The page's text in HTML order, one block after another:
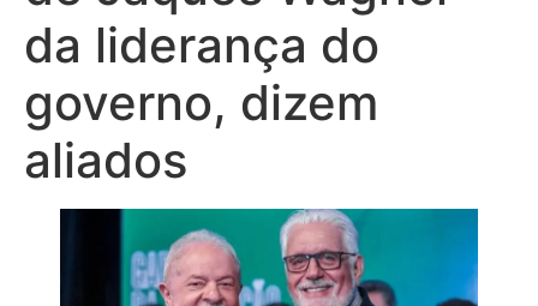
da liderança do
governo, dizem
aliados